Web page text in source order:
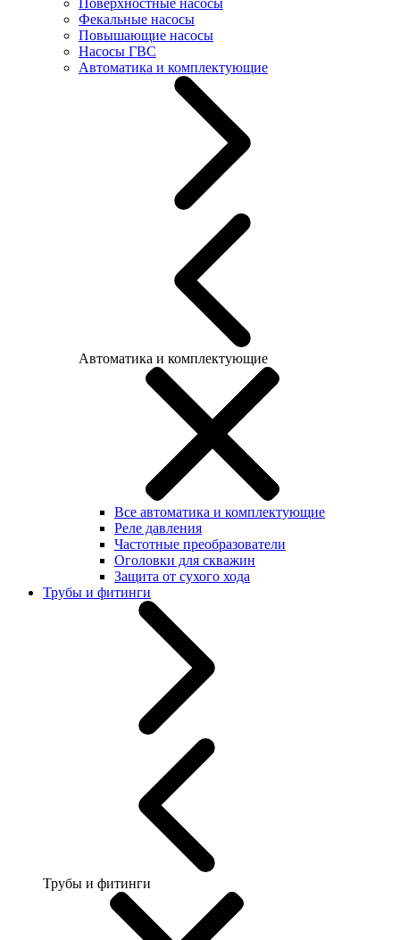
Поверхностные насосы
Фекальные насосы
Повышающие насосы
Насосы ГВС
Автоматика и комплектующие
Автоматика и комплектующие
Все автоматика и комплектующие
Реле давления
Частотные преобразователи
Оголовки для скважин
Защита от сухого хода
Трубы и фитинги
Трубы и фитинги